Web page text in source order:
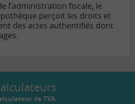
lien
l’administration fiscale, le
perçoit les droits et
des actes authentifiés dont
de TVA